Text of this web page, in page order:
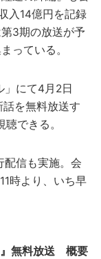
入14億円を記録
3期の放送が予
っている。
にて4月2日
話を無料放送す
できる。
配信も実施。会
時より、いち早
』無料放送 概要